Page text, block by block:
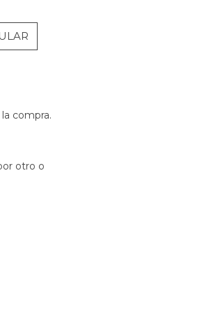
compra.
otro o